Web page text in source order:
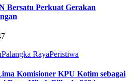
Bersatu Perkuat Gerakan
Palangka RayaPeristiwa
Komisioner KPU Kotim sebagai